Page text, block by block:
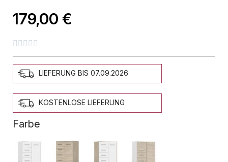
179,00 €
    
LIEFERUNG BIS 07.09.2026
KOSTENLOSE LIEFERUNG
Farbe